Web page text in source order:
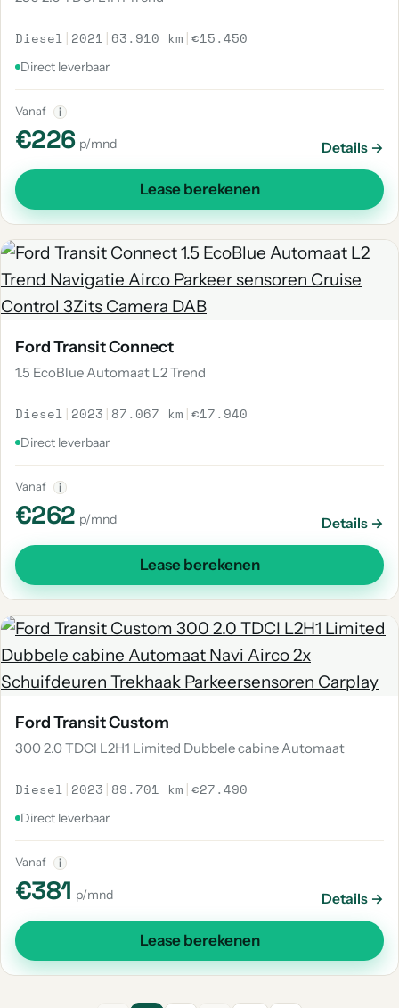
Diesel | 2021 | 63.910 km |€15.450
Direct leverbaar
Vanaf i
€226 p/mnd Details →
Lease berekenen
Ford Transit Connect
1.5 EcoBlue Automaat L2 Trend
Diesel | 2023 | 87.067 km |€17.940
Direct leverbaar
Vanaf i
€262 p/mnd Details →
Lease berekenen
Ford Transit Custom
300 2.0 TDCI L2H1 Limited Dubbele cabine Automaat
Diesel | 2023 | 89.701 km |€27.490
Direct leverbaar
Vanaf i
€381 p/mnd Details →
Lease berekenen